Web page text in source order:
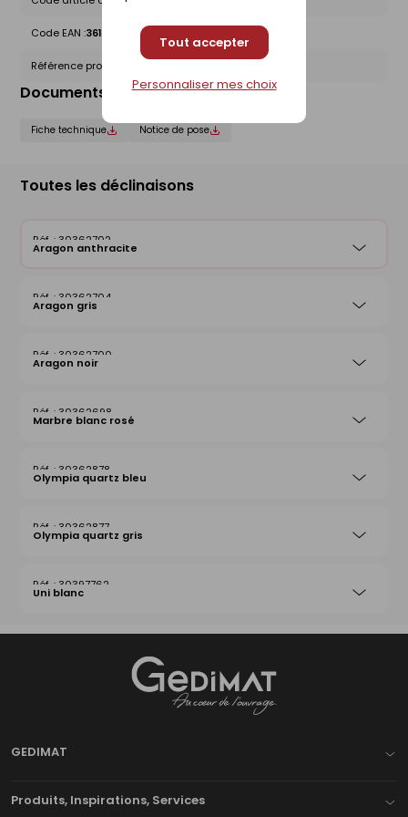
Tout accepter
Personnaliser mes choix
Code EAN :3612830012633
Référence produit nationale Gedimat :
Documents liés
Fiche technique Notice de pose
Toutes les déclinaisons
30362702
Aragon anthracite
30362704
Aragon gris
30362700
Aragon noir
30362698
Marbre blanc rosé
30362878
Olympia quartz bleu
30362877
Olympia quartz gris
30397762
Uni blanc
GEDIMAT
Produits, Inspirations, Services